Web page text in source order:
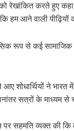
रेखांकित करते हुए कहा
हम आने वाली
रूप से कई
आए शोधार्थियों ने
सत्रों के माध्यम
सहमति व्यक्त की कि